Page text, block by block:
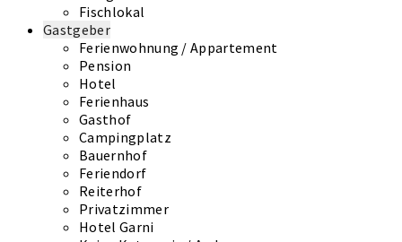
Fischlokal
Gastgeber
Ferienwohnung / Appartement
Pension
Hotel
Ferienhaus
Gasthof
Campingplatz
Bauernhof
Feriendorf
Reiterhof
Privatzimmer
Hotel Garni